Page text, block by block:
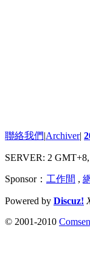
聯絡我們|Archiver|
SERVER: 2
Sponsor： 工作間 ,
Powered by Discuz!
© 2001-2010